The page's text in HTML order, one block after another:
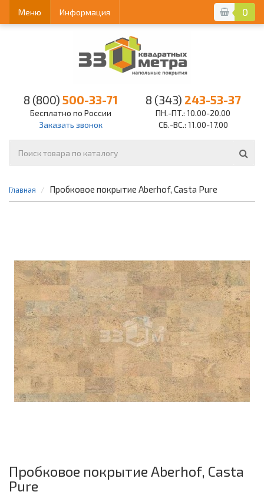
0
Меню Информация
8 (800) 500-33-71
Бесплатно по России
Заказать звонок
8 (343) 243-53-37
ПН.-ПТ.: 10.00-20.00
СБ.-ВС.: 11.00-17.00
Главная Пробковое покрытие Aberhof, Casta Pure
Пробковое покрытие Aberhof, Casta
Pure